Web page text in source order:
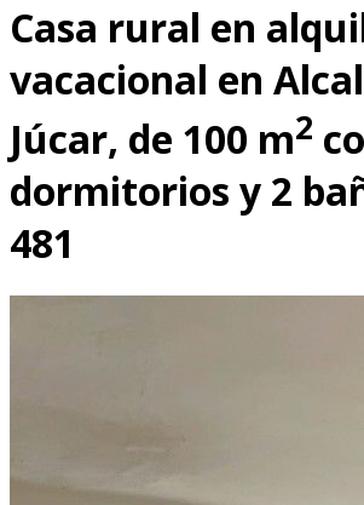
Casa rural en
vacacional en
Júcar, de 100 m2
dormitorios y 2
481